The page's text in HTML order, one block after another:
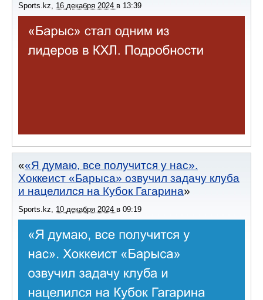
Sports.kz 16 декабря 2024 в 13:39
«Я думаю, все получится у нас».
Хоккеист «Барыса» озвучил задачу клуба
и нацелился на Кубок Гагарина
Sports.kz 10 декабря 2024 в 09:19